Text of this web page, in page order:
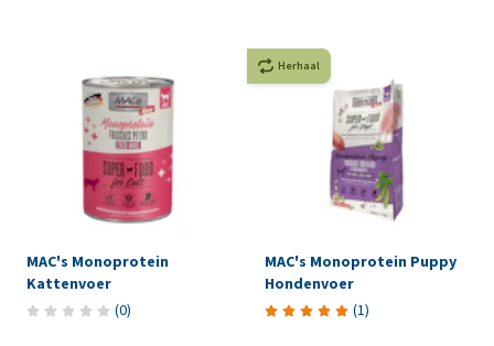
MAC's Monoprotein
Kattenvoer
(0)
Herhaal
MAC's Monoprotein Puppy
Hondenvoer
(1)